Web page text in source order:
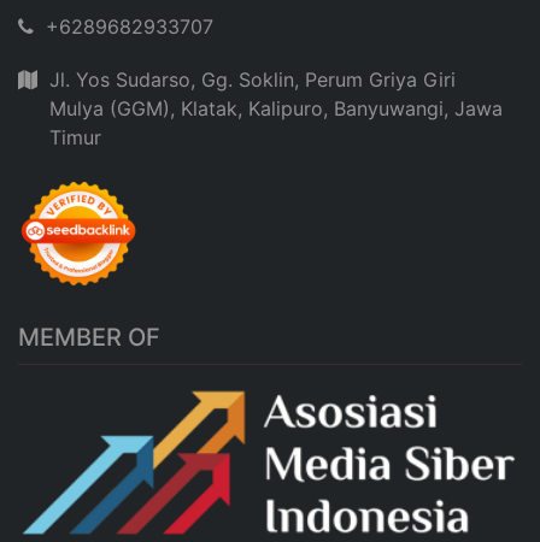
+6289682933707
Jl. Yos Sudarso, Gg. Soklin, Perum Griya Giri
Mulya (GGM), Klatak, Kalipuro, Banyuwangi, Jawa
Timur
MEMBER OF